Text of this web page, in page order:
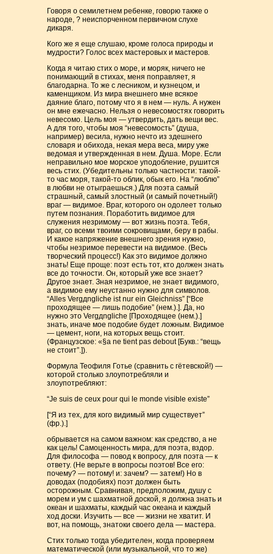
Говоря о семилетнем ребенке, говорю также о
народе, ? неиспорченном первичном слухе
дикаря.
Кого же я еще слушаю, кроме голоса природы и
мудрости? Голос всех мастеровых и мастеров.
Когда я читаю стих о море, и моряк, ничего не
понимающий в стихах, меня поправляет, я
благодарна. То же с лесником, и кузнецом, и
каменщиком. Из мира внешнего мне всякое
даяние благо, потому что я в нем — нуль. А нужен
он мне ежечасно. Нельзя о невесомостях говорить
невесомо. Цель моя — утвердить, дать вещи вес.
А для того, чтобы моя “невесомость” (душа,
например) весила, нужно нечто из здешнего
словаря и обихода, некая мера веса, миру уже
ведомая и утвержденная в нем. Душа. Море. Если
неправильно мое морское уподобление, рушится
весь стих. (Убедительны только частности: такой-
то час моря, такой-то облик, обык его. На “люблю”
в любви не отыграешься.) Для поэта самый
страшный, самый злостный (и самый почетный!)
враг — видимое. Враг, которого он одолеет только
путем познания. Поработить видимое для
служения незримому — вот жизнь поэта. Тебя,
враг, со всеми твоими сокровищами, беру в рабы.
И какое напряжение внешнего зрения нужно,
чтобы незримое перевести на видимое. (Весь
творческий процесс!) Как это видимое должно
знать! Еще проще: поэт есть тот, кто должен знать
все до точности. Он, который уже все знает?
Другое знает. Зная незримое, не знает видимого,
а видимое ему неустанно нужно для символов.
“Alles Vergдngliche ist nur ein Gleichniss” [“Все
проходящее — лишь подобие” (нем.).]. Да, но
нужно это Vergдngliche [Проходящее (нем.).]
знать, иначе мое подобие будет ложным. Видимое
— цемент, ноги, на которых вещь стоит.
(Французское: «§а ne tient pas debout [Букв.: “вещь
не стоит”.]).
Формула Теофиля Готье (сравнить с гётевской!) —
которой столько злоупотребляли и
злоупотребляют:
“Je suis de ceux pour qui le monde visible existe”
[“Я из тех, для кого видимый мир существует”
(фр.).]
обрывается на самом важном: как средство, а не
как цель! Самоценность мира, для поэта, вздор.
Для философа — повод к вопросу, для поэта — к
ответу. (Не верьте в вопросы поэтов! Все его:
почему? — потому! и: зачем? — затем!) Но в
доводах (подобиях) поэт должен быть
осторожным. Сравнивая, предположим, душу с
морем и ум с шахматной доской, я должна знать и
океан и шахматы, каждый час океана и каждый
ход доски. Изучить — все — жизни не хватит. И
вот, на помощь, знатоки своего дела — мастера.
Стих только тогда убедителен, когда проверяем
математической (или музыкальной, что то же)